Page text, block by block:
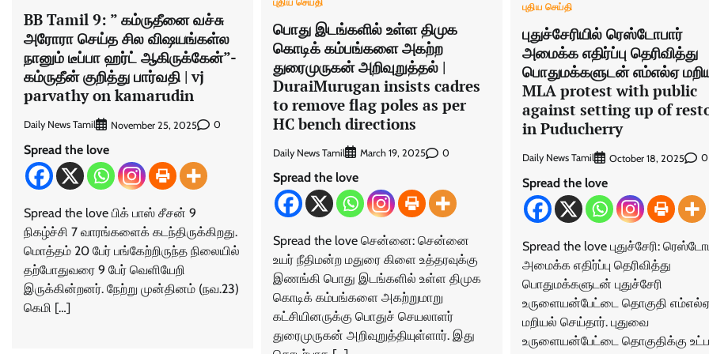
BB Tamil 9: ” கம்ருதீனை வச்சு
அரோரா செய்த சில விஷயங்கள்ல
நானும் டீப்பா ஹர்ட் ஆகிருக்கேன்”-
கம்ருதீன் குறித்து பார்வதி | vj
parvathy on kamarudin
Daily News Tamil November 25, 2025 0
Spread the love
Spread the love பிக் பாஸ் சீசன் 9
நிகழ்ச்சி 7 வாரங்களைக் கடந்திருக்கிறது.
மொத்தம் 20 பேர் பங்கேற்றிருந்த நிலையில்
தற்போதுவரை 9 பேர் வெளியேறி
இருக்கின்றனர். நேற்று முன்தினம் (நவ.23)
கெமி […]
பொது இடங்களில் உள்ள திமுக
கொடிக் கம்பங்களை அகற்ற
துரைமுருகன் அறிவுறுத்தல் |
DuraiMurugan insists cadres
to remove flag poles as per
HC bench directions
Daily News Tamil March 19, 2025 0
Spread the love
Spread the love சென்னை: சென்னை
உயர் நீதிமன்ற மதுரை கிளை உத்தரவுக்கு
இணங்கி பொது இடங்களில் உள்ள திமுக
கொடிக் கம்பங்களை அகற்றுமாறு
கட்சியினருக்கு பொதுச் செயலாளர்
துரைமுருகன் அறிவுறுத்தியுள்ளார். இது
புதிய செய்தி
புதுச்சேரியில் ரெஸ்டோபார்
அமைக்க எதிர்ப்பு தெரிவித்து
பொதுமக்களுடன் எம்எல்ஏ
MLA protest with public
against setting up of
in Puducherry
Daily News Tamil October 18, 2025 0
Spread the love
Spread the love புதுச்சேரி:
அமைக்க எதிர்ப்பு தெரிவித்து
பொதுமக்களுடன் புதுச்சேரி
உருளையன்பேட்டை தொகுதி எம்எல்ஏ
மறியல் செய்தார். புதுவை
உருளையன்பேட்டை தொகுதிக்கு